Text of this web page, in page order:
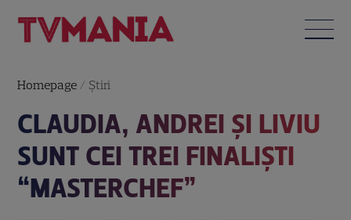
Homepage / Știri
CLAUDIA, ANDREI ȘI LIVIU
SUNT CEI TREI FINALIȘTI
“MASTERCHEF”